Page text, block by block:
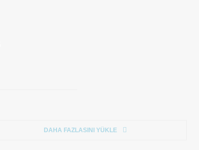
DAHA FAZLASINI YÜKLE